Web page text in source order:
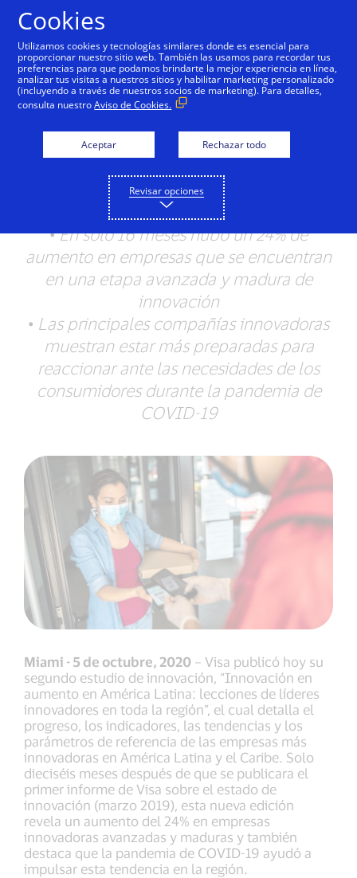
NOTAS DE PRENSA
Nuevo estudio de Visa
revela salto en
innovación en América
Latina y el Caribe
• En solo 16 meses hubo un 24% de
aumento en empresas que se encuentran
en una etapa avanzada y madura de
innovación
• Las principales compañías innovadoras
muestran estar más preparadas para
reaccionar ante las necesidades de los
consumidores durante la pandemia de
COVID-19
Miami - 5 de octubre, 2020 – Visa publicó hoy su
segundo estudio de innovación, “Innovación en
aumento en América Latina: lecciones de líderes
innovadores en toda la región”, el cual detalla el
progreso, los indicadores, las tendencias y los
parámetros de referencia de las empresas más
innovadoras en América Latina y el Caribe. Solo
dieciséis meses después de que se publicara el
primer informe de Visa sobre el estado de
innovación (marzo 2019), esta nueva edición
revela un aumento del 24% en empresas
innovadoras avanzadas y maduras y también
destaca que la pandemia de COVID-19 ayudó a
impulsar esta tendencia en la región.
Cookies
Utilizamos cookies y tecnologías similares donde es esencial para
proporcionar nuestro sitio web. También las usamos para recordar tus
preferencias para que podamos brindarte la mejor experiencia en línea,
analizar tus visitas a nuestros sitios y habilitar marketing personalizado
(incluyendo a través de nuestros socios de marketing). Para detalles,
consulta nuestroAviso de Cookies.
Aceptar Rechazar todo
Revisar opciones